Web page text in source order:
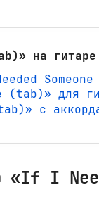
на гитаре
(tab)» для
с
«If I